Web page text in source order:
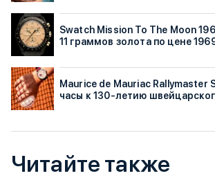
Swatch Mission To The Moon
11 граммов золота по цене
Maurice de Mauriac Rallymaster
часы к 130-летию
Читайте также